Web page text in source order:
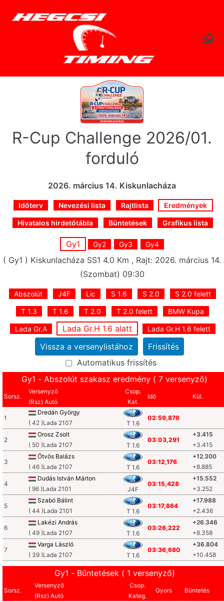
hegc
sitimi
Időtlen Idők
R-Cup Challenge 2026/01.
forduló
2026. március 14. Kiskunlacháza
Időterv Nevezési lista Rajtlista Eredmények
Hivatalos hirdetőtábla Büntetések Grafikus lista
Gy1 Gy2 Gy3 Gy4
( Gy1 ) Kiskunlacháza SS1 4.0 Km , Rajt: 2026. március 14.
(Szombat) 09:30
Abszolút J4F Lic S 1.6 S 2.0 S 2.0 felett
T 1.3 T 1.6 T 2.0 T 2.0 felett BMW Kupa
Lada Gr.A Lada Gr.H 1.6 alatt Lada Gr.H 1.6 felett
Automatikus frissítés
Gy1 - Abszolút szakasz eredmény ( 7 versenyző)
Sorsz.
Versenyző
(Rsz) Autó
Csop.
Kat.
Idő Kül.
1
Dredán György
( 42 )Lada 2107
T 1.6
02:59,876
2
Orosz Zsolt
( 50 )Lada 2107
T 1.6
03:03,291
+3.415
+3.415
3
Ötvös Balázs
( 46 )Lada 2107
T 1.6
03:12,176
+12.300
+8.885
4
Dudás István Márton
( 96 )Lada 2101
J4F
03:15,428
+15.552
+3.252
5
Szabó Bálint
( 44 )Lada 2101
T 1.6
03:17,864
+17.988
+2.436
6
Lakézi András
( 49 )Lada 2107
T 1.6
03:26,222
+26.346
+8.358
7
Varga László
( 39 )Lada 2107
T 1.6
03:36,680
+36.804
+10.458
Gy1 - Bűntetések ( 1 versenyző)
Sorsz.
Versenyző
(Rsz) Autó
Csop.
Kateg.
Gyors Büntetés